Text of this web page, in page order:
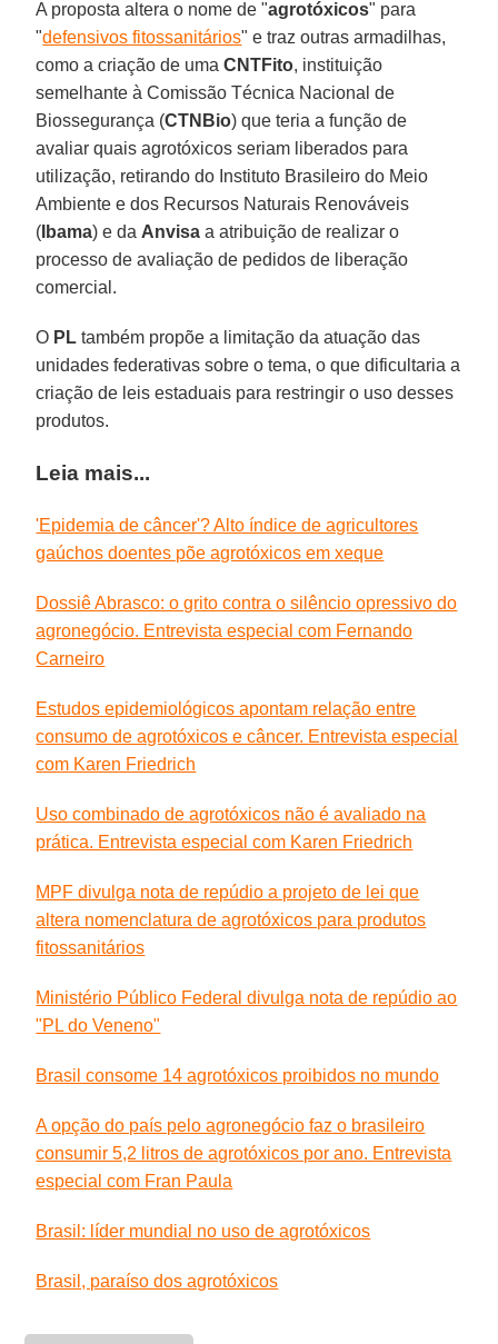
A proposta altera o nome de "agrotóxicos" para
"defensivos fitossanitários" e traz outras armadilhas,
como a criação de umaCNTFito, instituição
semelhante à Comissão Técnica Nacional de
Biossegurança (CTNBio) que teria a função de
avaliar quais agrotóxicos seriam liberados para
utilização, retirando do Instituto Brasileiro do Meio
Ambiente e dos Recursos Naturais Renováveis
( Ibama) e da Anvisa a atribuição de realizar o
processo de avaliação de pedidos de liberação
comercial.
O PL também propõe a limitação da atuação das
unidades federativas sobre o tema, o que dificultaria a
criação de leis estaduais para restringir o uso desses
produtos.
Leia mais...
'Epidemia de câncer'? Alto índice de agricultores
gaúchos doentes põe agrotóxicos em xeque
Dossiê Abrasco: o grito contra o silêncio opressivo do
agronegócio. Entrevista especial com Fernando
Carneiro
Estudos epidemiológicos apontam relação entre
consumo de agrotóxicos e câncer. Entrevista especial
com Karen Friedrich
Uso combinado de agrotóxicos não é avaliado na
prática. Entrevista especial com Karen Friedrich
MPF divulga nota de repúdio a projeto de lei que
altera nomenclatura de agrotóxicos para produtos
fitossanitários
Ministério Público Federal divulga nota de repúdio ao
"PL do Veneno"
Brasil consome 14 agrotóxicos proibidos no mundo
A opção do país pelo agronegócio faz o brasileiro
consumir 5,2 litros de agrotóxicos por ano. Entrevista
especial com Fran Paula
Brasil: líder mundial no uso de agrotóxicos
Brasil, paraíso dos agrotóxicos